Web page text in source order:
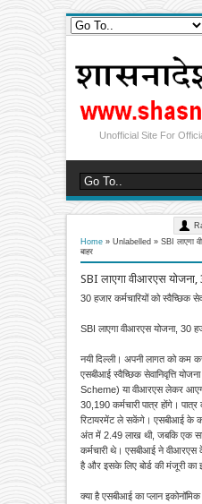
Unofficial Site For
Home » Unlabelled » SBI लाएगा
बाहर
SBI लाएगा वीआरएस योजना,
30 हजार कर्मचारियों को स्वैच्छिक
SBI लाएगा वीआरएस योजना, 30
नयी दिल्ली। अपनी लागत को कम
एसबीआई स्वैच्छिक सेवानिवृत्ति
Scheme) या वीआरएस लेकर
30,190 कर्मचारी पात्र होंगे।
रिटायरमेंट ले सकेंगे। एसबीआई के
अंत में 2.49 लाख थी, जबकि एक
कर्मचारी थे। एसबीआई ने वीआरएस
है और इसके लिए बोर्ड की मंजूरी का
क्या है एसबीआई का प्लान इकोनॉमिक